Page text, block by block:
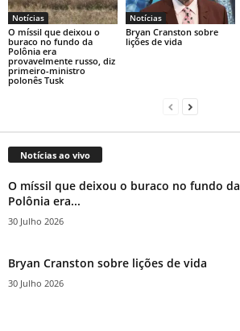
Notícias
O míssil que deixou o
buraco no fundo da
Polônia era
provavelmente russo, diz
primeiro-ministro
polonês Tusk
Notícias
Bryan Cranston sobre
lições de vida
Notícias ao vivo
O míssil que deixou o buraco no fundo da
Polônia era...
30 Julho 2026
Bryan Cranston sobre lições de vida
30 Julho 2026